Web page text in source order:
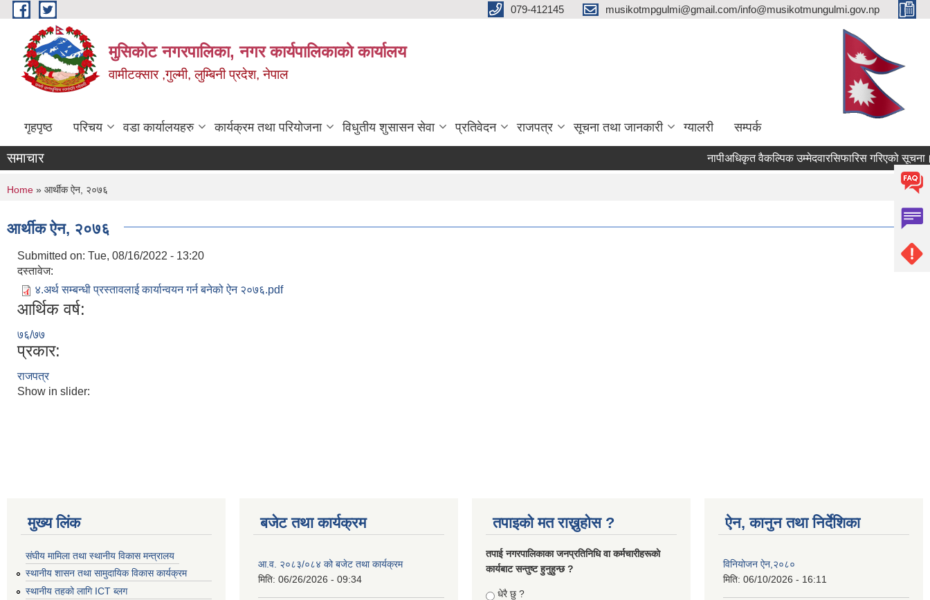
Skip to main content 079-412145 musikotmpgulmi@gmail.com/info@musikotmungulmi.gov.np
मुसिकोट नगरपालिका, नगर कार्यपालिकाकाे कार्यालय
वामीटक्सार ,गुल्मी, लुम्बिनी प्रदेश, नेपाल
गृहपृष्ठ परिचय वडा कार्यालयहरु कार्यक्रम तथा परियोजना विधुतीय शुसासन सेवा प्रतिवेदन राजपत्र सूचना तथा जानकारी ग्यालरी सम्पर्क
समाचार नापीअधिकृत वैकल्पिक उम्मेदवारसिफारिस गरिएको सूचना।
You are here
Home » आर्थीक ऐन, २०७६
आर्थीक ऐन, २०७६
Submitted on: Tue, 08/16/2022 - 13:20
दस्तावेज:
४.अर्थ सम्बन्धी प्रस्तावलाई कार्यान्वयन गर्न बनेको ऐन २०७६.pdf
आर्थिक वर्ष:
७६/७७
प्रकार:
राजपत्र
Show in slider:
मुख्य लिंक
संघीय मामिला तथा स्थानीय विकास मन्त्रालय
स्थानीय शासन तथा सामुदायिक विकास कार्यक्रम
स्थानीय तहको लागि ICT ब्लग
बजेट तथा कार्यक्रम
आ.व. २०८३/०८४ को बजेट तथा कार्यक्रम
मिति: 06/26/2026 - 09:34
तपाइको मत राख्नुहोस ?
तपा‌ई नगरपालिकाका जनप्रतिनिधि वा कर्मचारीहरूकाे
कार्यबाट सन्तुष्ट हुनुहुन्छ ?
Choices
धेरै छु ?
ऐन, कानुन तथा निर्देशिका
विनियोजन ऐन,२०८०
मिति: 06/10/2026 - 16:11